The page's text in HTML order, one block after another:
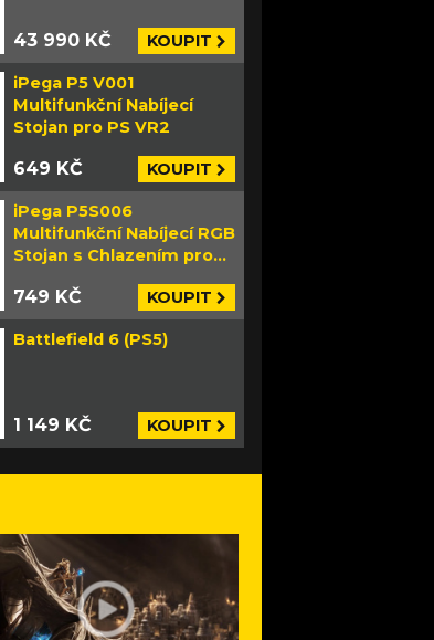
43 990 KČ KOUPIT
iPega P5 V001
Multifunkční Nabíjecí
Stojan pro PS VR2
649 KČ KOUPIT
iPega P5S006
Multifunkční Nabíjecí RGB
Stojan s Chlazením pro
749 KČ KOUPIT
Battlefield 6 (PS5)
1 149 KČ KOUPIT